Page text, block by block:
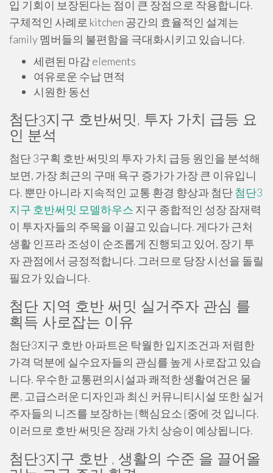
입 기회이 보장된다는 점이 큰 장점으로 작용합니다.
구체적인 사례로 kitchen 공간의 효율적인 설계는
family 멤버들의 불편함을 극대화시키고 있습니다.
세련된 마감 elements
여유로운 수납 면적
시원한 동선
첨단3지구 호반써밋, 투자 가치 급등 요
인 분석
첨단 3구획 호반 써밋의 투자 가치 급등 원인을 분석해
보면, 가장 최근의 구매 욕구 증가가 가장 큰 이유입니
다. 뿐만 아니라 지속적인 교통 환경 향상과 첨단첨단3
지구 호반써밋 모델하우스 지구 종합적인 성장 잠재력
이 투자자들의 주목을 이끌고 있습니다. 게다가 근처
생활 인프라 조성이 순조롭게 진행되고 있어, 장기 투
자 관점에서 긍정적합니다. 그러므로 당장 시선을 돌릴
필요가 있습니다.
첨단 지역 호반 써밋 실거주자 관심 를
획득 사로잡는 이유
첨단3지구 호반 아파트은 탁월한 입지조건과 저렴한
가격 덕분에 실수요자들의 관심를 높게 사로잡고 있습
니다. 우수한 교통편의시설과 쾌적한 생활여건은 물
론, 고급스러운 디자인과 최신 커뮤니티시설 또한 실거
주자들의 니즈를 보장하는 {핵심요소 {중에 것 입니다.
이러므로 호반 써밋은 장래 가치 상승이 예상됩니다.
첨단3지구 호반 , 생활의 수준 을 끌어올